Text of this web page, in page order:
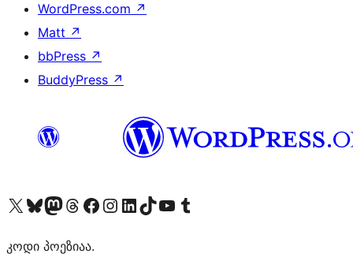
WordPress.com ↗
Matt ↗
bbPress ↗
BuddyPress ↗
Visit our X (formerly Twitter) account
Visit our Bluesky account
Visit our Mastodon account
Visit our Threads account
Visit our Facebook page
Visit our Instagram account
Visit our LinkedIn account
Visit our TikTok account
Visit our YouTube channel
Visit our Tumblr account
კოდი პოეზიაა.